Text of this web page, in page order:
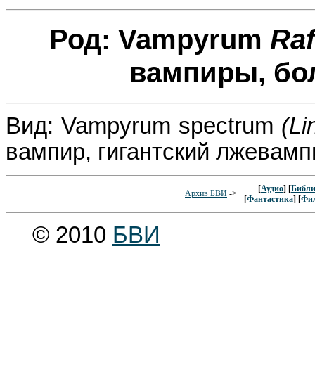
Род: Vampyrum
вампиры,
Вид: Vampyrum spectrum
вампир, гигантский
Архив БВИ -> [Аудио] [
[Фантастика] [
© 2010 БВИ